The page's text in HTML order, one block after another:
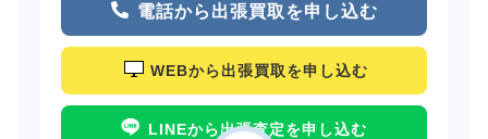
電話から出張買取を申し込む
WEBから出張買取を申し込む
LINEから出張査定を申し込む